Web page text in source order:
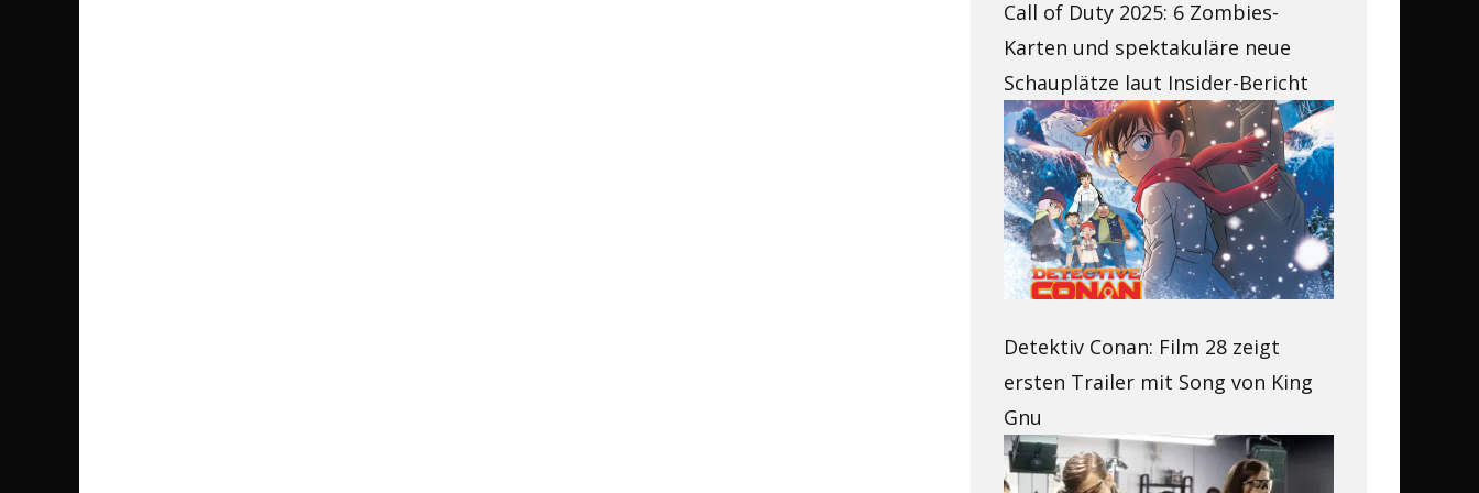
Call of Duty 2025: 6 Zombies-
Karten und spektakuläre neue
Schauplätze laut Insider-Bericht
Detektiv Conan: Film 28 zeigt
ersten Trailer mit Song von King
Gnu